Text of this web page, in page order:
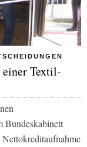
einer Textil-
Bundeskabinett